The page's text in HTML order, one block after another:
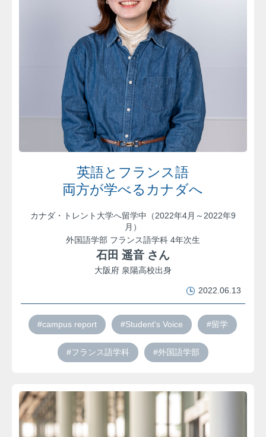
英語とフランス語
両方が学べるカナダへ
カナダ・トレント大学へ留学中（2022年4月～2022年9
月）
外国語学部 フランス語学科 4年次生
石田 遥音 さん
大阪府 泉陽高校出身
2022.06.13
#campus report #Student's Voice #留学
#フランス語学科 #外国語学部